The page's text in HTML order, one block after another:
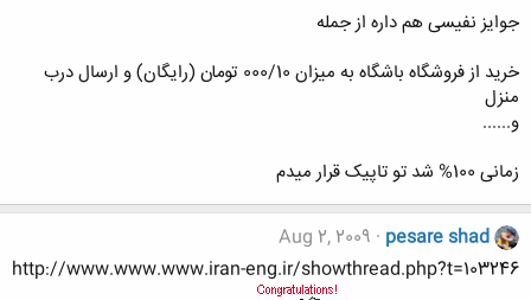
جوایز نفیسی هم داره از جمله
خرید از فروشگاه باشگاه به میزان 000/10 تومان (رایگان) و ارسال درب
منزل
و......
زمانی 100% شد تو تاپیک قرار میدم
pesare shad
Aug 2, 2009
http://www.www.www.iran-eng.ir/showthread.php?t=103246